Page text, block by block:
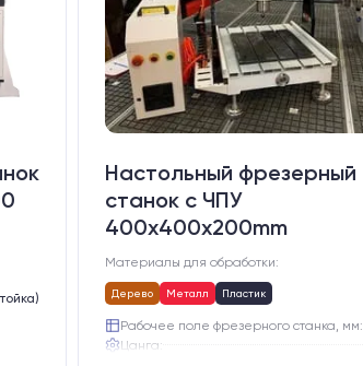
Настольный фрезерный
станок с ЧПУ
400x400x200mm
Материалы для обработки:
Дерево Металл Пластик
Рабочее поле фрезерного станка, мм:
Цанга: